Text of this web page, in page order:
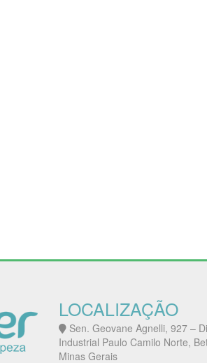
LOCALIZAÇÃO
Sen. Geovane Agnelli, 927 –
Industrial Paulo Camilo Norte,
Minas Gerais